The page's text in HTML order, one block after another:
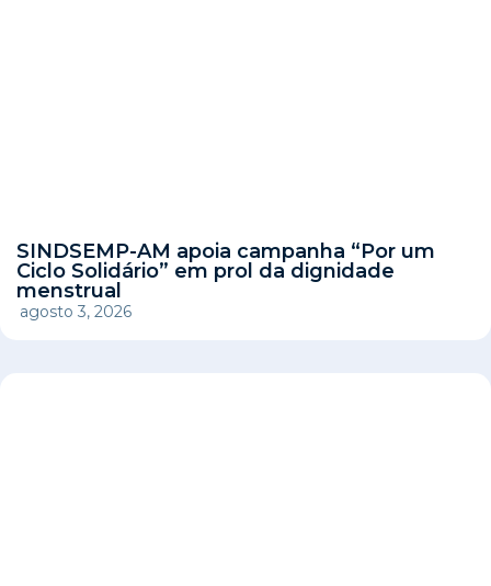
SINDSEMP-AM apoia campanha “Por um
Ciclo Solidário” em prol da dignidade
menstrual
agosto 3, 2026